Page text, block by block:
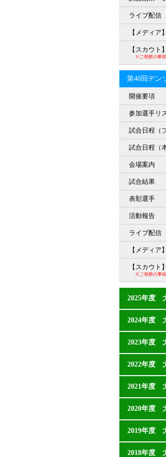
ライブ配信
【メディア
【スカウト
※ご視察の事
第40回デン
開催要項
参加選手リ
試合日程（
試合日程（
会場案内
試合結果
表彰選手
活動報告
ライブ配信
【メディア
【スカウト
※ご視察の事
2025年度
2024年度
2023年度
2022年度
2021年度
2020年度
2019年度
2018年度